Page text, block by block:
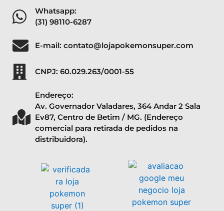
Whatsapp:
(31) 98110-6287
E-mail: contato@lojapokemonsuper.com
CNPJ: 60.029.263/0001-55
Endereço:
Av. Governador Valadares, 364 Andar 2 Sala
Ev87, Centro de Betim / MG. (Endereço
comercial para retirada de pedidos na
distribuidora).